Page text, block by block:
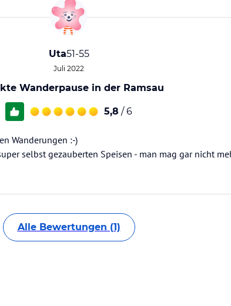
Uta51-55
Juli 2022
Wanderpause in der Ramsau
5,8 / 6
Wanderungen :-)
selbst gezauberten Speisen - man mag gar nicht
Alle Bewertungen (1)